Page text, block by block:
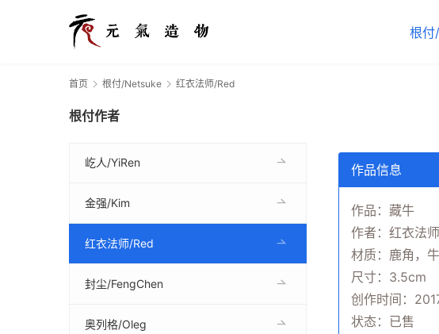
根
首页 根付/Netsuke 红衣法师/Red
作品信息
作品：藏牛
作者：红衣法师
材质：鹿角，
尺寸：3.5cm
创作时间：
状态：已售
根付作者
屹人/YiRen
金强/Kim
红衣法师/Red
封尘/FengChen
奥列格/Oleg